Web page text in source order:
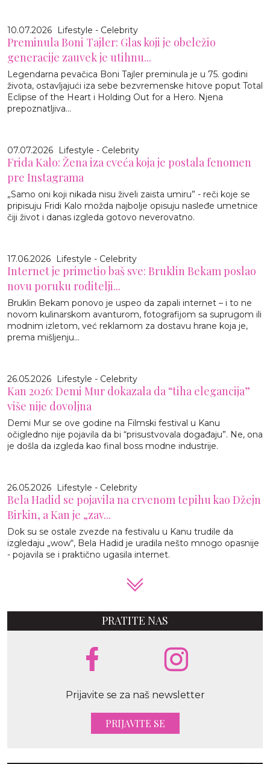
10.07.2026 Lifestyle - Celebrity
Preminula Boni Tajler: Glas koji je obeležio
generacije zauvek je utihnu...
Legendarna pevačica Boni Tajler preminula je u 75. godini
života, ostavljajući iza sebe bezvremenske hitove poput Total
Eclipse of the Heart i Holding Out for a Hero. Njena
prepoznatljiva...
07.07.2026 Lifestyle - Celebrity
Frida Kalo: Žena iza cveća koja je postala fenomen
pre Instagrama
„Samo oni koji nikada nisu živeli zaista umiru” - reči koje se
pripisuju Fridi Kalo možda najbolje opisuju nasleđe umetnice
čiji život i danas izgleda gotovo neverovatno.
17.06.2026 Lifestyle - Celebrity
Internet je primetio baš sve: Bruklin Bekam poslao
novu poruku roditelji...
Bruklin Bekam ponovo je uspeo da zapali internet – i to ne
novom kulinarskom avanturom, fotografijom sa suprugom ili
modnim izletom, već reklamom za dostavu hrane koja je,
prema mišljenju...
26.05.2026 Lifestyle - Celebrity
Kan 2026: Demi Mur dokazala da “tiha elegancija”
više nije dovoljna
Demi Mur se ove godine na Filmski festival u Kanu
očigledno nije pojavila da bi “prisustvovala događaju”. Ne, ona
je došla da izgleda kao final boss modne industrije.
26.05.2026 Lifestyle - Celebrity
Bela Hadid se pojavila na crvenom tepihu kao Džejn
Birkin, a Kan je „zav...
Dok su se ostale zvezde na festivalu u Kanu trudile da
izgledaju „wow“, Bela Hadid je uradila nešto mnogo opasnije
- pojavila se i praktično ugasila internet.
PRATITE NAS
Prijavite se za naš newsletter
PRIJAVITE SE